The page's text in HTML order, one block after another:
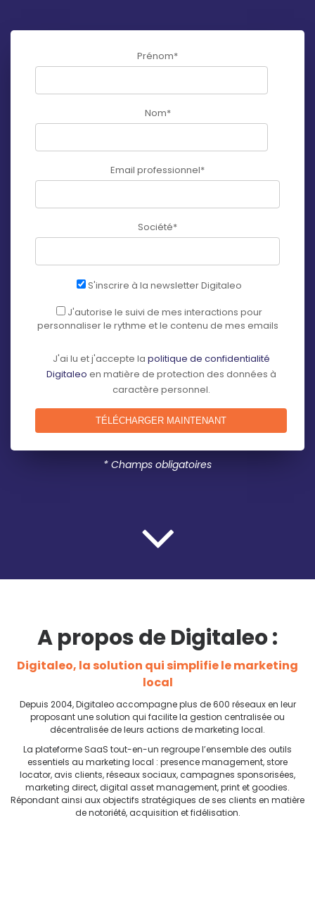
Prénom*
Nom*
Email professionnel*
Société*
S'inscrire à la newsletter Digitaleo
J'autorise le suivi de mes interactions pour
personnaliser le rythme et le contenu de mes emails
J'ai lu et j'accepte la politique de confidentialité
Digitaleo en matière de protection des données à
caractère personnel.
* Champs obligatoires
A propos de Digitaleo :
Digitaleo, la solution qui simplifie le marketing
local
Depuis 2004, Digitaleo accompagne plus de 600 réseaux en leur
proposant une solution qui facilite la gestion centralisée ou
décentralisée de leurs actions de marketing local.
La plateforme SaaS tout-en-un regroupe l’ensemble des outils
essentiels au marketing local : presence management, store
locator, avis clients, réseaux sociaux, campagnes sponsorisées,
marketing direct, digital asset management, print et goodies.
Répondant ainsi aux objectifs stratégiques de ses clients en matière
de notoriété, acquisition et fidélisation.